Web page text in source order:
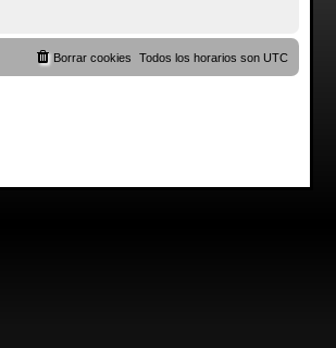
Todos los horarios sonUTC
Borrar cookies